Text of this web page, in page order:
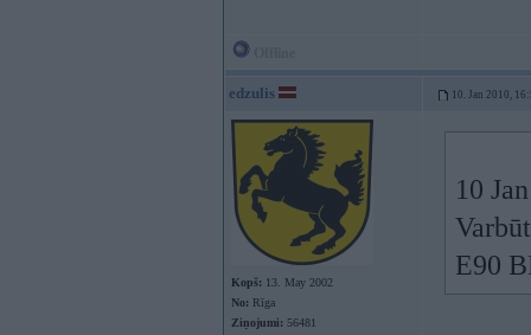
edzulis 10. Jan 2010,
Kopš: 13. May 2002
No: Rīga
Ziņojumi: 56481
10
E90